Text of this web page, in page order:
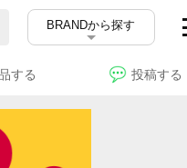
BRANDから探す
する 投稿する